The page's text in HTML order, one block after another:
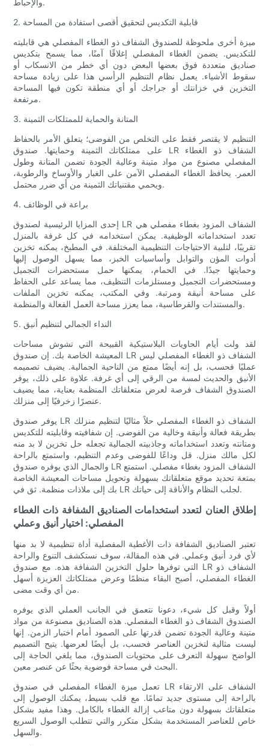
والإحباط.
2. قابلية التكديس لتحقيق أقصى استفادة من المساحة
ميزة أخرى ملحوظة للصندوق الشفاف ذو الغطاء المفصلي هي قابليته
للتكديس. يضمن الغطاء المفصلي إغلاقًا آمنًا، مما يسمح بتكديس
صناديق متعددة فوق بعضها البعض دون أي خطر من الانسكاب أو
سقوط الأشياء. يعمل نظام التنظيم الرأسي هذا على زيادة مساحة
التخزين في خزانتك أو جراجك أو أي منطقة تكون فيها المساحة
مرتفعة.
3. المتانة والحماية للممتلكات الثمينة
التنظيم لا يقتصر فقط على التخلص من الفوضى؛ يتعلق الأمر بالحفاظ
على ممتلكاتك الثمينة وحمايتها. صندوق LR الشفاف ذو الغطاء
المفصلي مصنوع من مواد متينة وعالية الجودة تضمن المتانة وطول
العمر. يحافظ الغطاء المفصلي الآمن على الغبار والأوساخ والرطوبة،
ويحمي مقتنياتك الثمينة من أي ضرر محتمل.
4. براعة في الوظائف
إحدى المزايا الرئيسية لصندوق LR الشفاف المزود بغطاء مفصلي هي
تعدد استخداماته الوظيفية. يمكن استخدامه في كل غرفة بالمنزل
تقريبًا، لتلبية الاحتياجات التنظيمية المختلفة. في المطبخ، يمكنه تخزين
أدوات المؤن والتوابل وأساسيات الخبز، مما يسهل الوصول إليها
وحمايتها جيدًا. في الحمام، يمكنها حمل مستحضرات التجميل
ومستحضرات التجميل ومستلزمات التنظيف، مما يساعد على الحفاظ
على مساحة أنيقة ومرتبة. وفي المكتب، يمكنه تخزين الملفات
والمستندات والقرطاسية، مما يعزز مساحة العمل الفعالة والمنظمة.
5. النداء الجمالي لتنظيم أنيق
لقد ولت أيام الحاويات البلاستيكية القبيحة التي تشوش مساحات
المعيشة الخاصة بك. إن صندوق LR الشفاف ذو الغطاء المفصلي ليس
عمليًا فحسب، بل إنه أيضًا ممتع من الناحية الجمالية. يضيف تصميمه
الأنيق والحديث لمسة من الرقي إلى أي غرفة. علاوة على ذلك، يوفر
الصندوق الشفاف فرصة لعرض متعلقاتك المنظمة بعناية، مما يضيف
عنصرًا زخرفيًا إلى منزلك.
يوفر صندوق LR الشفاف ذو الغطاء المفصلي حلاً مثاليًا لتنظيم منزلك
بطريقة فعالة وأنيقة وخالية من الفوضى. إن شفافيته وقابليته للتكديس
ومتانته وتعدد استخداماته وجاذبيته الجمالية تجعله حل تخزين لا بد منه
لكل مالك منزل. قل وداعًا للفوضى وعدم التنظيم، واستمتع بالراحة
والجمال الذي يوفره صندوق LR الشفاف المزود بغطاء مفصلي. استمتع
بمتعة تحديد موقع متعلقاتك بسهولة وتحويل مساحات المعيشة الخاصة
بك إلى ملاذات منظمة. ثق في LR لجلب النظام والأناقة إلى حياتك.
إطلاق العنان لتعدد استخدامات الصناديق الشفافة ذات الغطاء
المفصلي: اختيار أنيق وعملي
تعتبر الصناديق الشفافة ذات الأغطية المفصلية أداة تنظيمية لا بد منها
لأي فرد أنيق وعملي. في هذه المقالة، سوف نستكشف التنوع والراحة
التي توفرها حلول التخزين الشفافة هذه. مع صندوق LR الشفاف ذو
الغطاء المفصلي، أصبح البقاء منظمًا وعرض ممتلكاتك العزيزة أسهل
من أي وقت مضى.
أولاً وقبل كل شيء، دعونا نتعمق في الجانب العملي الذي يوفره
الصندوق الشفاف ذو الغطاء المفصلي. هذه الصناديق مصنوعة من مواد
متينة وعالية الجودة تضمن قدرتها على الصمود أمام اختبار الزمن. إنها
ليست مثالية لتخزين العناصر فحسب، بل أيضًا لعرضها. يتيح التصميم
الواضح سهولة التعرف على محتويات الصندوق، مما يلغي الحاجة إلى
البحث في مساحة فوضوية بحثًا عن عنصر معين.
تعمل ميزة الغطاء المفصلي في صندوق LR الشفاف على الارتقاء
بالراحة إلى مستوى جديد تمامًا. مع قلب بسيط، يمكنك الوصول إلى
متعلقاتك بسهولة دون متاعب إزالة الغطاء بالكامل. وهذا مفيد بشكل
خاص للعناصر المستخدمة بشكل متكرر والتي تتطلب الوصول السريع
والسهل.